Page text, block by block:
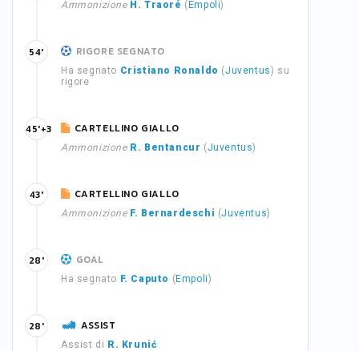
Ammonizione H. Traoré ( Empoli)
RIGORE SEGNATO
Ha segnato Cristiano Ronaldo (Juventus) su
rigore
54'
CARTELLINO GIALLO
Ammonizione R. Bentancur (Juventus)
45'+3
CARTELLINO GIALLO
Ammonizione F. Bernardeschi (Juventus)
43'
GOAL
Ha segnato F. Caputo ( Empoli)
28'
ASSIST
Assist di R. Krunić
28'